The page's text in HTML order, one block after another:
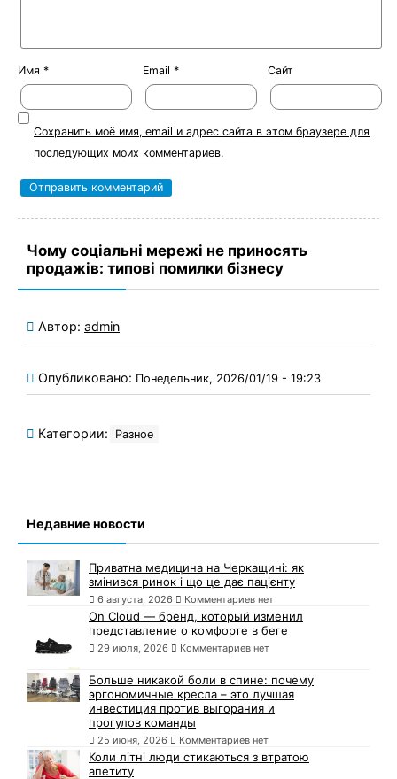
Имя * Email * Сайт
Сохранить моё имя, email и адрес сайта в этом браузере для
последующих моих комментариев.
Чому соціальні мережі не приносять
продажів: типові помилки бізнесу
Автор: admin
Опубликовано: Понедельник, 2026/01/19 - 19:23
Категории: Разное
Недавние новости
Приватна медицина на Черкащині: як
змінився ринок і що це дає пацієнту
6 августа, 2026 Комментариев нет
On Cloud — бренд, который изменил
представление о комфорте в беге
29 июля, 2026 Комментариев нет
Больше никакой боли в спине: почему
эргономичные кресла – это лучшая
инвестиция против выгорания и
прогулов команды
25 июня, 2026 Комментариев нет
Коли літні люди стикаються з втратою
апетиту